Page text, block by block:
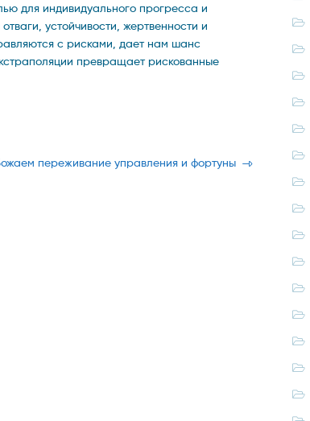
для индивидуального прогресса и
устойчивости, жертвенности и
с рисками, дает нам шанс
превращает рискованные
переживание управления и фортуны